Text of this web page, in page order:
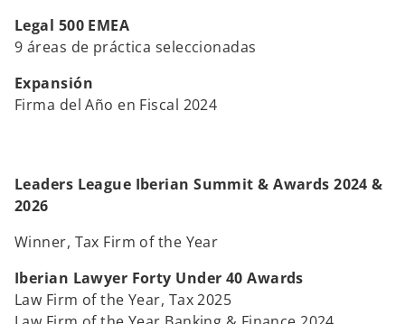
Legal 500 EMEA
9 áreas de práctica seleccionadas
Expansión
Firma del Año en Fiscal 2024
Leaders League Iberian Summit & Awards 2024 &
2026
Winner, Tax Firm of the Year
Iberian Lawyer Forty Under 40 Awards
Law Firm of the Year, Tax 2025